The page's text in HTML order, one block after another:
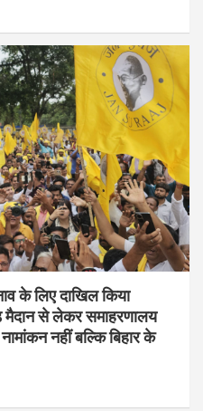
के लिए दाखिल किया
मैदान से लेकर समाहरणालय
नहीं बल्कि बिहार के